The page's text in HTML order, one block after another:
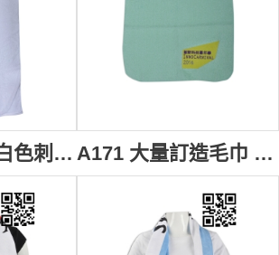
【訂購美容院白色刺繡LOGO毛巾】｜EstheClinic Hong Kong｜醫美中心｜長方形剪裁｜皮膚清潔毛巾｜包覆毛巾｜美容院專用毛巾批發 A272 A171 大量訂造毛巾 個人設計方巾 嘉年華 活動吸汗毛巾 香港創新科技嘉年華 毛巾專門店 #25*25cm 手帕